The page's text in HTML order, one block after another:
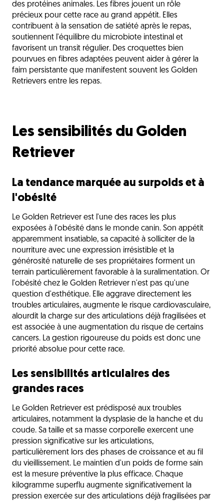
des protéines animales. Les fibres jouent un rôle
précieux pour cette race au grand appétit. Elles
contribuent à la sensation de satiété après le repas,
soutiennent l'équilibre du microbiote intestinal et
favorisent un transit régulier. Des croquettes bien
pourvues en fibres adaptées peuvent aider à gérer la
faim persistante que manifestent souvent les Golden
Retrievers entre les repas.
Les sensibilités du Golden
Retriever
La tendance marquée au surpoids et à
l'obésité
Le Golden Retriever est l'une des races les plus
exposées à l'obésité dans le monde canin. Son appétit
apparemment insatiable, sa capacité à solliciter de la
nourriture avec une expression irrésistible et la
générosité naturelle de ses propriétaires forment un
terrain particulièrement favorable à la suralimentation. Or
l'obésité chez le Golden Retriever n'est pas qu'une
question d'esthétique. Elle aggrave directement les
troubles articulaires, augmente le risque cardiovasculaire,
alourdit la charge sur des articulations déjà fragilisées et
est associée à une augmentation du risque de certains
cancers. La gestion rigoureuse du poids est donc une
priorité absolue pour cette race.
Les sensibilités articulaires des
grandes races
Le Golden Retriever est prédisposé aux troubles
articulaires, notamment la dysplasie de la hanche et du
coude. Sa taille et sa masse corporelle exercent une
pression significative sur les articulations,
particulièrement lors des phases de croissance et au fil
du vieillissement. Le maintien d'un poids de forme sain
est la mesure préventive la plus efficace. Chaque
kilogramme superflu augmente significativement la
pression exercée sur des articulations déjà fragilisées par